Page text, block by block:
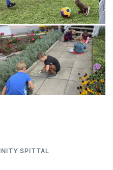
SPITTAL